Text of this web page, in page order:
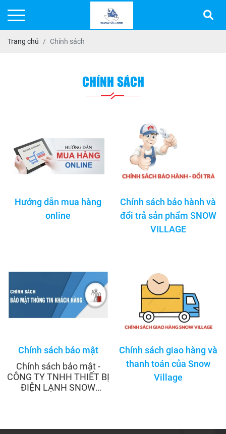
Trang chủ Chính sách
CHÍNH SÁCH
Hướng dẫn mua hàng
online
Chính sách bảo hành và
đổi trả sản phẩm SNOW
VILLAGE
Chính sách bảo mật
Chính sách bảo mật -
CÔNG TY TNHH THIẾT BỊ
ĐIỆN LẠNH SNOW
Chính sách giao hàng và
thanh toán của Snow
Village